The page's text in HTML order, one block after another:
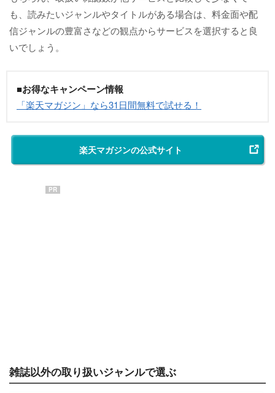
も、読みたいジャンルやタイトルがある場合は、料金面や配
信ジャンルの豊富さなどの観点からサービスを選択すると良
いでしょう。
■お得なキャンペーン情報
「楽天マガジン」なら31日間無料で試せる！
楽天マガジンの公式サイト
PR
雑誌以外の取り扱いジャンルで選ぶ